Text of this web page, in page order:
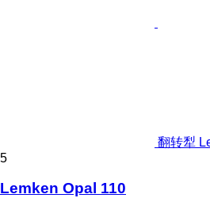
翻转犁
5
Lemken Opal 110